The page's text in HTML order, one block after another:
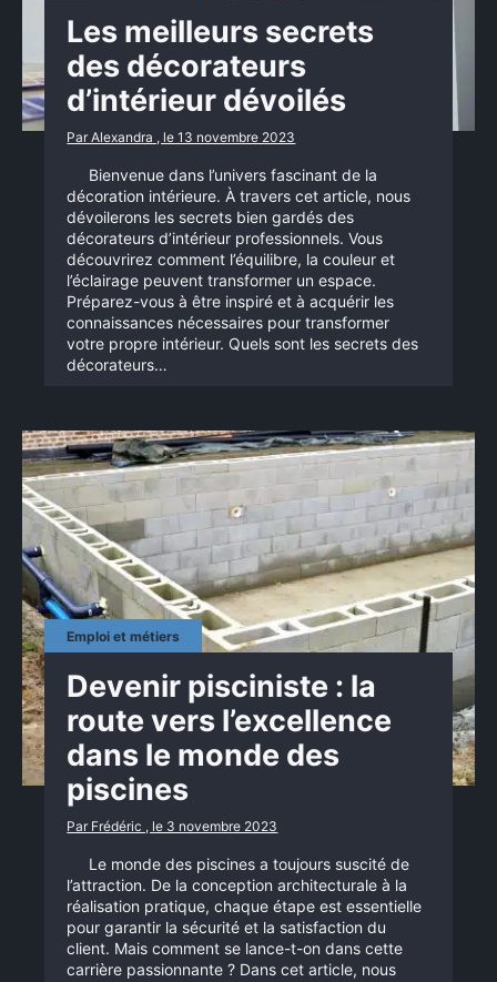
Les meilleurs secrets
des décorateurs
d’intérieur dévoilés
Par Alexandra , le 13 novembre 2023
Bienvenue dans l’univers fascinant de la
décoration intérieure. À travers cet article, nous
dévoilerons les secrets bien gardés des
décorateurs d’intérieur professionnels. Vous
découvrirez comment l’équilibre, la couleur et
l’éclairage peuvent transformer un espace.
Préparez-vous à être inspiré et à acquérir les
connaissances nécessaires pour transformer
votre propre intérieur. Quels sont les secrets des
décorateurs…
Emploi et métiers
Devenir pisciniste : la
route vers l’excellence
dans le monde des
piscines
Par Frédéric , le 3 novembre 2023
Le monde des piscines a toujours suscité de
l’attraction. De la conception architecturale à la
réalisation pratique, chaque étape est essentielle
pour garantir la sécurité et la satisfaction du
client. Mais comment se lance-t-on dans cette
carrière passionnante ? Dans cet article, nous